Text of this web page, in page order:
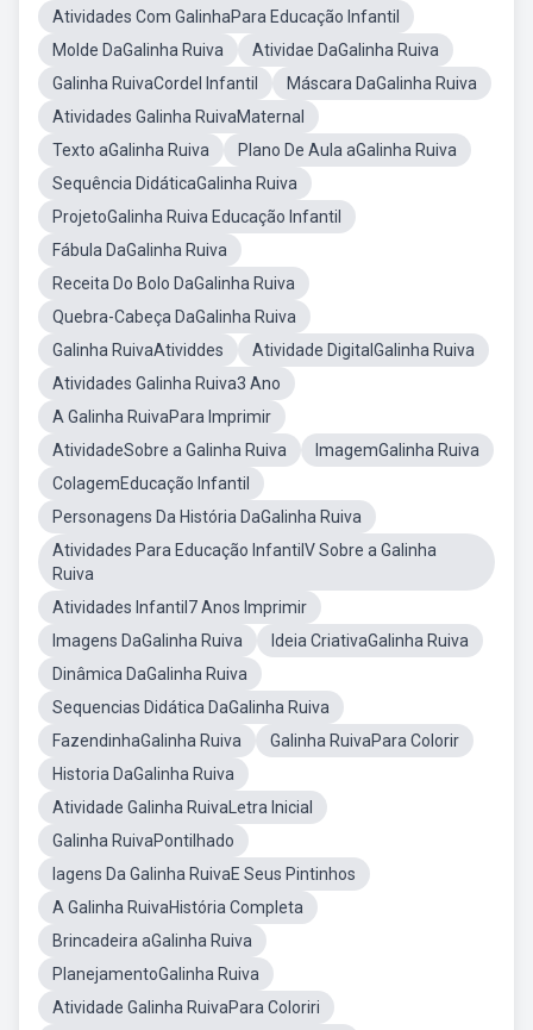
Atividades Com GalinhaPara Educação Infantil
Molde DaGalinha Ruiva
Atividae DaGalinha Ruiva
Galinha RuivaCordel Infantil
Máscara DaGalinha Ruiva
Atividades Galinha RuivaMaternal
Texto aGalinha Ruiva
Plano De Aula aGalinha Ruiva
Sequência DidáticaGalinha Ruiva
ProjetoGalinha Ruiva Educação Infantil
Fábula DaGalinha Ruiva
Receita Do Bolo DaGalinha Ruiva
Quebra-Cabeça DaGalinha Ruiva
Galinha RuivaAtividdes
Atividade DigitalGalinha Ruiva
Atividades Galinha Ruiva3 Ano
A Galinha RuivaPara Imprimir
AtividadeSobre a Galinha Ruiva
ImagemGalinha Ruiva
ColagemEducação Infantil
Personagens Da História DaGalinha Ruiva
Atividades Para Educação InfantilV Sobre a Galinha
Ruiva
Atividades Infantil7 Anos Imprimir
Imagens DaGalinha Ruiva
Ideia CriativaGalinha Ruiva
Dinâmica DaGalinha Ruiva
Sequencias Didática DaGalinha Ruiva
FazendinhaGalinha Ruiva
Galinha RuivaPara Colorir
Historia DaGalinha Ruiva
Atividade Galinha RuivaLetra Inicial
Galinha RuivaPontilhado
Iagens Da Galinha RuivaE Seus Pintinhos
A Galinha RuivaHistória Completa
Brincadeira aGalinha Ruiva
PlanejamentoGalinha Ruiva
Atividade Galinha RuivaPara Coloriri